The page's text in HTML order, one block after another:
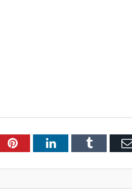
PinterestLinkedInTumblr